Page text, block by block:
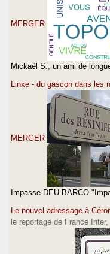
MERGER
Mickaël S., un ami de
Linxe - du gascon dans les
MERGER
Impasse DEU BARCO
Le nouvel adressage à
le reportage de France